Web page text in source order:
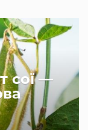
сої —